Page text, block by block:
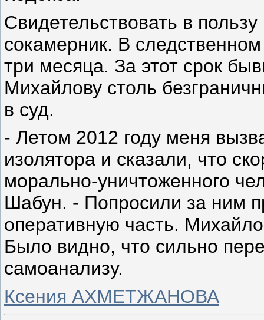
Свидетельствовать в
сокамерник. В
три месяца. За этот срок
Михайлову столь
в суд.
- Летом 2012 году меня
изолятора и сказали, что
морально-уничтоженного
Шабун. - Попросили за ним
оперативную часть.
Было видно, что сильно
самоанализу.
Ксения АХМЕТЖАНОВА